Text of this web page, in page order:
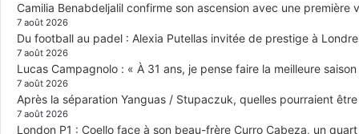
Camilia Benabdeljalil confirme son ascension avec une première
7 août 2026
Du football au padel : Alexia Putellas invitée de prestige à
7 août 2026
Lucas Campagnolo : « À 31 ans, je pense faire la meilleure
7 août 2026
Après la séparation Yanguas / Stupaczuk, quelles pourraient
7 août 2026
London P1 : Coello face à son beau-frère Curro Cabeza, un